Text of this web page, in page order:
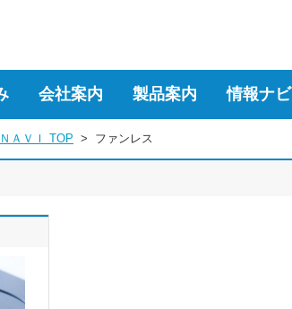
会社案内 製品案内 情報ナビ
ＡＶＩ TOP > ファンレス